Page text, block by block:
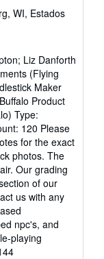
WI, Estados
Liz Danforth
(Flying
Maker
Product
Type:
120 Please
for the exact
photos. The
Our grading
of our
us with any
npc's, and
playing